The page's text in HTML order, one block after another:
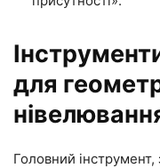
для
Головний